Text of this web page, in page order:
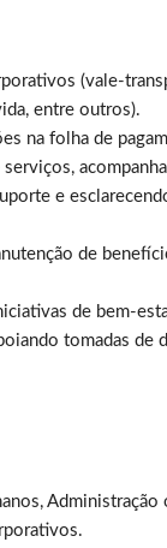
(vale-
entre outros).
na folha de
e
de
de bem-
tomadas de
Administração